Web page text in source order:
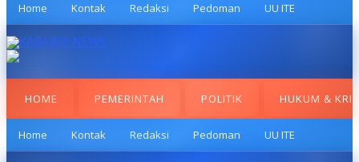
Home Kontak Redaksi Pedoman UU ITE
HOME PEMERINTAH POLITIK HUKUM &
Home Kontak Redaksi Pedoman UU ITE